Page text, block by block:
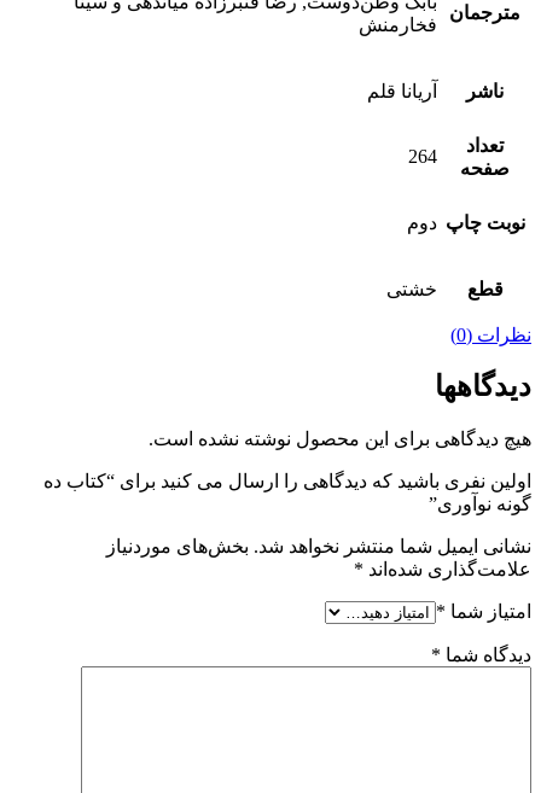
مترجمان
فخارمنش
ناشر آریانا قلم
تعداد
صفحه
264
نوبت چاپ دوم
قطع خشتی
نظرات (0)
دیدگاهها
هیچ دیدگاهی برای این محصول نوشته نشده است.
اولین نفری باشید که دیدگاهی را ارسال می کنید برای “کتاب ده
گونه نوآوری”
نشانی ایمیل شما منتشر نخواهد شد. بخش‌های موردنیاز
علامت‌گذاری شده‌اند *
امتیاز شما *
دیدگاه شما *